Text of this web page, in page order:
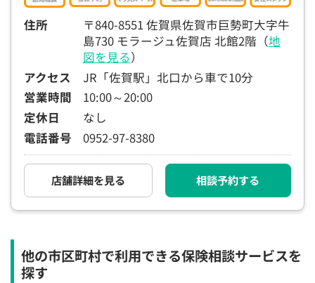
住所
〒840-8551 佐賀県佐賀市巨勢町大字牛
島730 モラージュ佐賀店 北館2階（地
図を見る）
アクセス
JR「佐賀駅」北口から車で10分
営業時間
10:00～20:00
定休日
なし
電話番号
0952-97-8380
店舗詳細を見る 相談予約する
他の市区町村で利用できる保険相談サービスを
探す